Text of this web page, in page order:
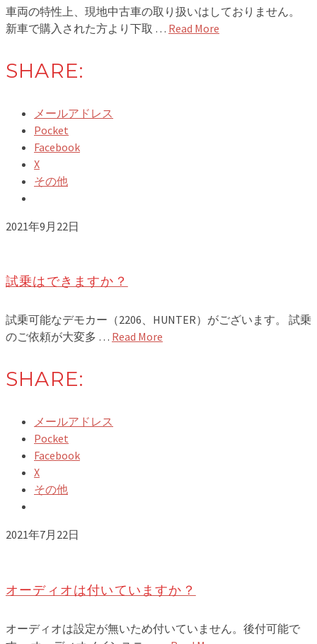
車両の特性上、現地中古車の取り扱いはしておりません。
新車で購入された方より下取 … Read More
SHARE:
メールアドレス
Pocket
Facebook
X
その他
2021年9月22日
試乗はできますか？
試乗可能なデモカー（2206、HUNTER）がございます。 試乗
のご依頼が大変多 … Read More
SHARE:
メールアドレス
Pocket
Facebook
X
その他
2021年7月22日
オーディオは付いていますか？
オーディオは設定が無いため付いていません。後付可能で